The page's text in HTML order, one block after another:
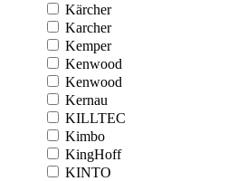
Kärcher
Karcher
Kemper
Kenwood
Kenwood
Kernau
KILLTEC
Kimbo
KingHoff
KINTO